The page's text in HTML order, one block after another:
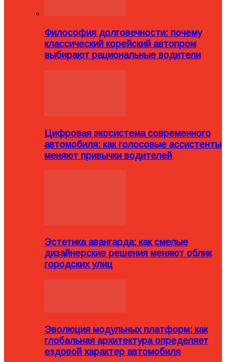
Философия долговечности: почему
классический корейский автопром
выбирают рациональные водители
Цифровая экосистема современного
автомобиля: как голосовые ассистенты
меняют привычки водителей
Эстетика авангарда: как смелые
дизайнерские решения меняют облик
городских улиц
Эволюция модульных платформ: как
глобальная архитектура определяет
ездовой характер автомобиля